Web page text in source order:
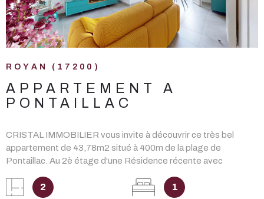
ROYAN (17200)
APPARTEMENT A
PONTAILLAC
CRISTAL IMMOBILIER vous invite à découvrir ce très bel
appartement de 43,78m2 situé à 400m de la plage de
Pontaillac. Au 2è étage d'une Résidence récente avec
cuisine entièrement aménagée et équipée ouvrant sur le
2 1